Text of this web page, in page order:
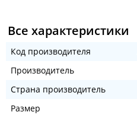
Все характеристики
Код производителя
Производитель
Страна производитель
Размер